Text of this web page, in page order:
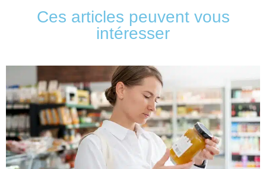
Ces articles peuvent vous
intéresser